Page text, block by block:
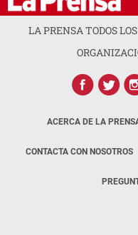
LA PRENSA TODOS
ACERCA DE LA
CONTACTA CON NOSOTROS